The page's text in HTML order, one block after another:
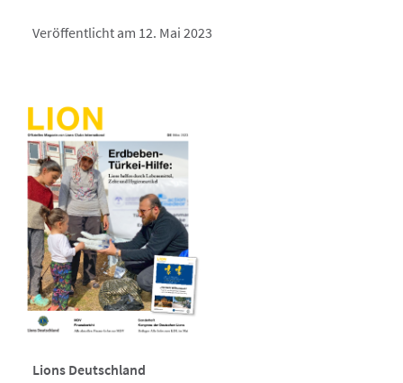
Veröffentlicht am 12. Mai 2023
Lions Deutschland